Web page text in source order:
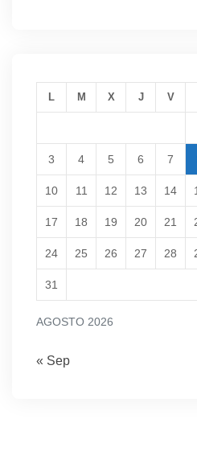
AGOSTO 2026
L M X J V
3 4 5 6 7
10 11 12 13 14
17 18 19 20 21
24 25 26 27 28
31
« Sep